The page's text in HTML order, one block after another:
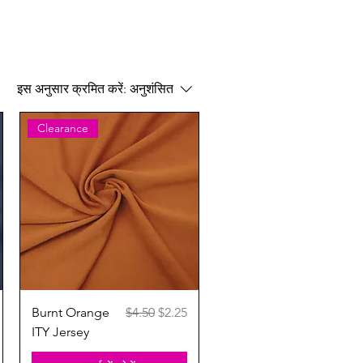
इस अनुसार क्रमित करें: अनुशंसित
त्वरित दृश्य
Clearance
Burnt Orange
ITY Jersey
नियमित मूल्य
$4.50 बिक्री मूल्य
$2.25